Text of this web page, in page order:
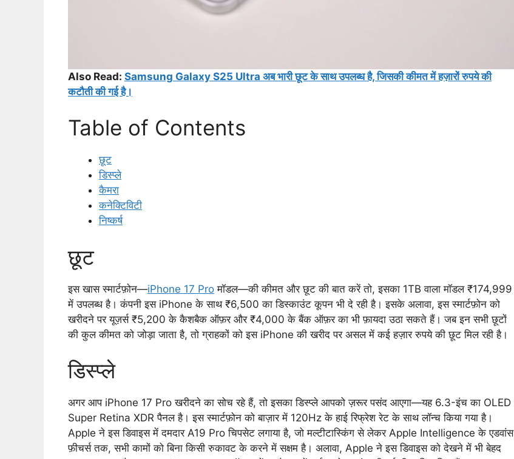
Also Read: Samsung Galaxy S25 Ultra अब भारी छूट के साथ उपलब्ध है, जिसकी कीमत में हज़ारों रुपये की
कटौती की गई है।
Table of Contents
छूट
डिस्प्ले
कैमरा
कनेक्टिविटी
निष्कर्ष
छूट
इस खास स्मार्टफ़ोन—iPhone 17 Pro मॉडल—की कीमत और छूट की बात करें तो, इसका 1TB वाला मॉडल ₹174,999
में उपलब्ध है। कंपनी इस iPhone के साथ ₹6,500 का डिस्काउंट कूपन भी दे रही है। इसके अलावा, इस स्मार्टफ़ोन को
खरीदने पर यूज़र्स ₹5,200 के कैशबैक ऑफ़र और ₹4,000 के बैंक ऑफ़र का भी फ़ायदा उठा सकते हैं। जब इन सभी छूटों
की कुल कीमत को जोड़ा जाता है, तो ग्राहकों को इस iPhone की खरीद पर असल में कई हज़ार रुपये की छूट मिल रही है।
डिस्प्ले
अगर आप iPhone 17 Pro खरीदने का सोच रहे हैं, तो इसका डिस्प्ले आपको ज़रूर पसंद आएगा—यह 6.3-इंच का OLED
Super Retina XDR पैनल है। इस स्मार्टफ़ोन को बाज़ार में 120Hz के हाई रिफ्रेश रेट के साथ लॉन्च किया गया है।
Apple ने इस डिवाइस में दमदार A19 Pro चिपसेट लगाया है, जो मल्टीटास्किंग से लेकर Apple Intelligence के एडवांस
फ़ीचर्स तक, सभी कामों को बिना किसी रुकावट के करने में सक्षम है। अलावा, Apple ने इस डिवाइस को देखने में भी बेहद